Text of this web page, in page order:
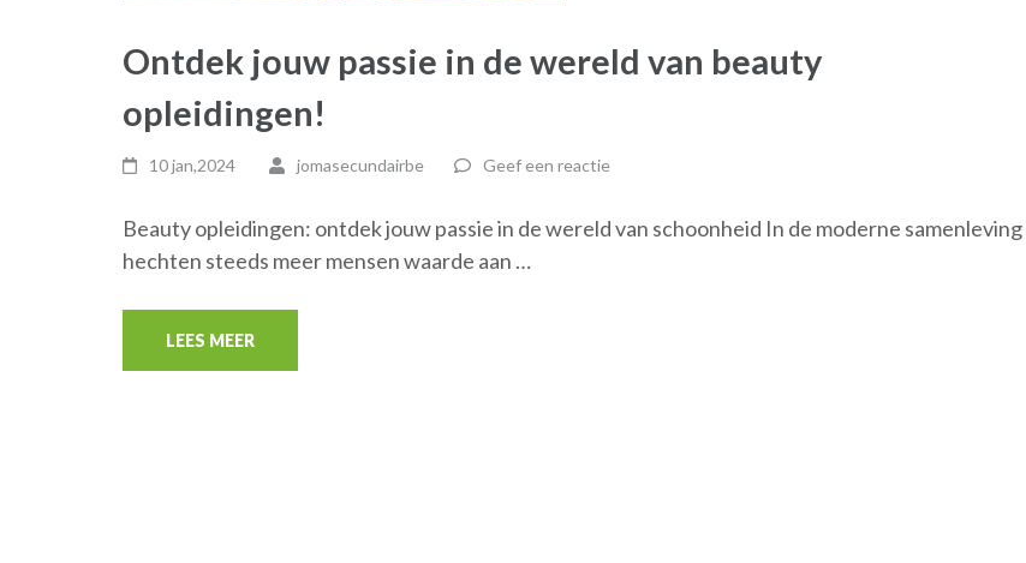
Ontdek jouw passie in de wereld van beauty
opleidingen!
10 jan,2024 jomasecundairbe Geef een reactie
Beauty opleidingen: ontdek jouw passie in de wereld van schoonheid In de moderne samenleving
hechten steeds meer mensen waarde aan …
LEES MEER